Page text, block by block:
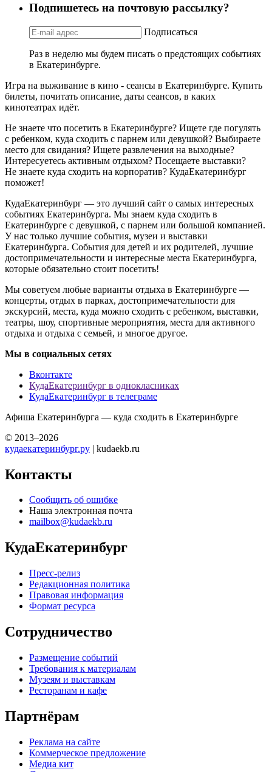
Подпишетесь на почтовую рассылку?
Подписаться
Раз в неделю мы будем писать о предстоящих событиях
в Екатеринбурге.
Игра на выживание в кино - сеансы в Екатеринбурге. Купить
билеты, почитать описание, даты сеансов, в каких
кинотеатрах идёт.
Не знаете что посетить в Екатеринбурге? Ищете где погулять
с ребенком, куда сходить с парнем или девушкой? Выбираете
место для свидания? Ищете развлечения на выходные?
Интересуетесь активным отдыхом? Посещаете выставки?
Не знаете куда сходить на корпоратив? КудаЕкатеринбург
поможет!
КудаЕкатеринбург — это лучший сайт о самых интересных
событиях Екатеринбурга. Мы знаем куда сходить в
Екатеринбурге с девушкой, с парнем или большой компанией.
У нас только лучшие события, музеи и выставки
Екатеринбурга. События для детей и их родителей, лучшие
достопримечательности и интересные места Екатеринбурга,
которые обязательно стоит посетить!
Мы советуем любые варианты отдыха в Екатеринбурге —
концерты, отдых в парках, достопримечательности для
экскурсий, места, куда можно сходить с ребенком, выставки,
театры, шоу, спортивные мероприятия, места для активного
отдыха и отдыха с семьей, и многое другое.
Мы в социальных сетях
Вконтакте
КудаЕкатеринбург в однокласниках
КудаЕкатеринбург в телеграме
Афиша Екатеринбурга — куда сходить в Екатеринбурге
© 2013–2026
кудаекатеринбург.ру | kudaekb.ru
Контакты
Сообщить об ошибке
Наша электронная почта
mailbox@kudaekb.ru
КудаЕкатеринбург
Пресс-релиз
Редакционная политика
Правовая информация
Формат ресурса
Сотрудничество
Размещение событий
Требования к материалам
Музеям и выставкам
Ресторанам и кафе
Партнёрам
Реклама на сайте
Коммерческое предложение
Медиа кит